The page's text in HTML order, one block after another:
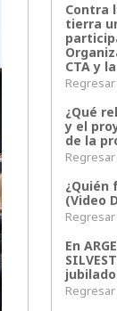
Contra
tierra
CTA y
¿Qué
y el
de la
¿Quién
(Video
En